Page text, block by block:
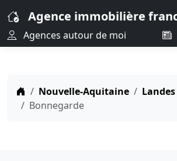
Agence immobilière
Agences autour de moi
Nouvelle-Aquitaine
Landes
Bonnegarde